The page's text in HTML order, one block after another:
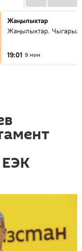
Жаңылыктар
Жаңылыктар.
19:01 9 мин